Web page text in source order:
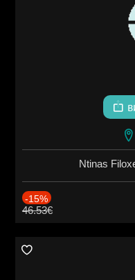
Ntinas
-15%
46.53€